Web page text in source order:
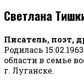
Светлана
Писатель, поэт,
Родилась
области в семье
г. Луганске.